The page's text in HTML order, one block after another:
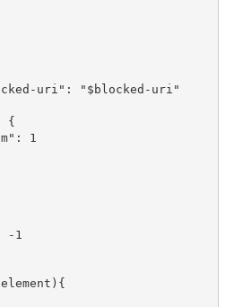
uri" :
"$blocked-uri"
{
:
1
- 1
element ){